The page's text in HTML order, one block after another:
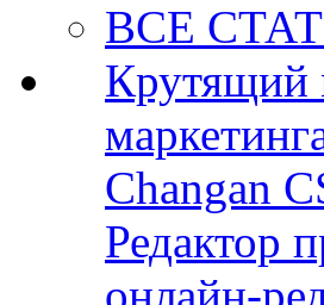
ВСЕ
Крутящий
Changan
Редактор